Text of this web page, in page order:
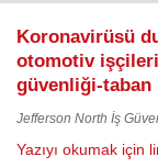
Koronavirüsü
otomotiv
güvenliği-
Jefferson North İş
Yazıyı okumak için